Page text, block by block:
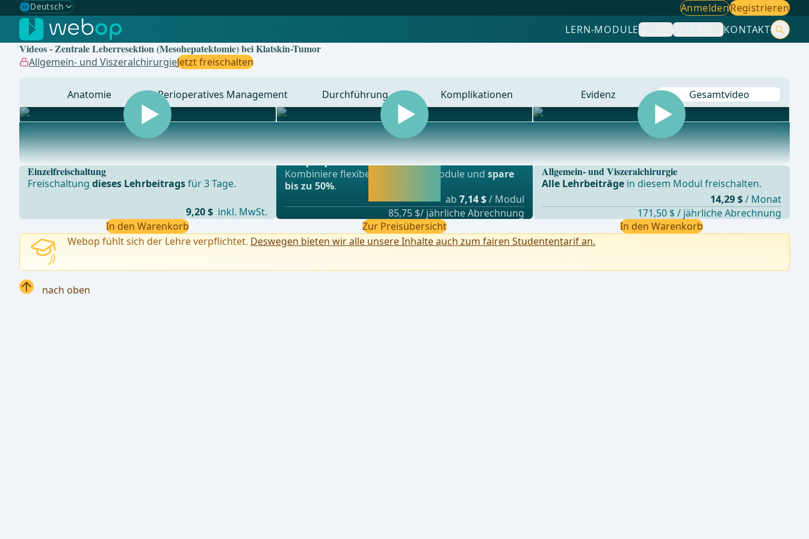
🌐Deutsch
Gewählte Sprache: Deutsch
🇩🇪 Deutsch ✓
🇬🇧English
🇧🇷Brasilianisch
AnmeldenRegistrieren
LERN-MODULEPREISEÜBER UNSKONTAKT
Videos - Zentrale Leberresektion (Mesohepatektomie) bei Klatskin-Tumor
Allgemein- und ViszeralchirurgieJetzt freischalten
Anatomie Perioperatives Management Durchführung Komplikationen Evidenz Gesamtvideo
... - Operationen aus der Allgemein-, Viszeral- und Transplationschirurgie, Gefässchirurgie und Thor
Einzelfreischaltung
Freischaltungdieses Lehrbeitragsfür 3 Tage.
9,20 $ inkl. MwSt.
In den Warenkorb
Beliebtestes Angebot
webop - Sparflex
Kombiniere flexibel unsere Lernmodule undspare
bis zu 50%.
ab 7,14 $/ Modul
85,75 $/ jährliche Abrechnung
Zur Preisübersicht
Allgemein- und Viszeralchirurgie
Alle Lehrbeiträgein diesem Modul freischalten.
14,29 $ / Monat
171,50 $ / jährliche Abrechnung
In den Warenkorb
Webop fühlt sich der Lehre verpflichtet. Deswegen bieten wir alle unsere Inhalte auch zum fairen Studententarif an.
nach oben